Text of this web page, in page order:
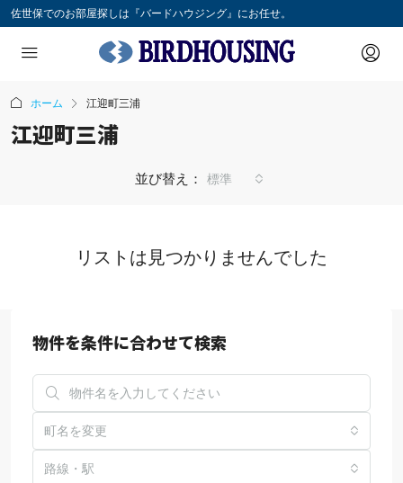
佐世保でのお部屋探しは『バードハウジング』にお任せ。
ホーム 江迎町三浦
江迎町三浦
並び替え： 標準
リストは見つかりませんでした
物件を条件に合わせて検索
町名を変更
路線・駅